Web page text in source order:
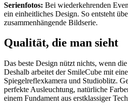
Serienfotos: Bei wiederkehrenden
ein einheitliches Design. So entsteht
zusammenhängende Bildserie.
Qualität, die man sieht
Das beste Design nützt nichts, wenn
Deshalb arbeitet der SmileCube mit
Spiegelreflexkamera und Studioblitz.
perfekte Ausleuchtung, natürliche
einem Fundament aus erstklassiger